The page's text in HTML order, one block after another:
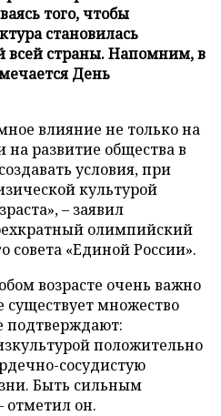
того, чтобы
становилась
всей страны. Напомним, в
День
влияние не только на
на развитие общества в
условия, при
культурой
– заявил
олимпийский
«Единой России».
возрасте очень важно
существует множество
подтверждают:
положительно
сосудистую
Быть сильным
отметил он.